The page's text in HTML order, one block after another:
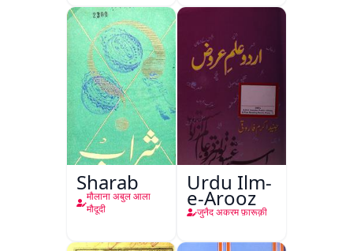
Sharab
मौलाना अबुल आला
मौदूदी
Urdu Ilm-
e-Arooz
जुनैद अकरम फ़ारूक़ी